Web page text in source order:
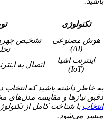
تکنولوژی
هوش مصنوعی
(AI)
تشخیص
اینترنت اشیا
(IoT)
اتصال به
به خاطر داشته باشید که انتخاب
دقیق نیازها و مقایسه مدل‌های
انتخاب با شناخت کامل از
میسر می‌شود.